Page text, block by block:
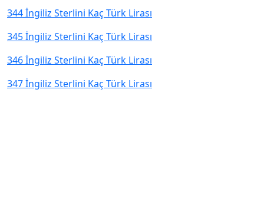
344 İngiliz Sterlini Kaç Türk Lirası
345 İngiliz Sterlini Kaç Türk Lirası
346 İngiliz Sterlini Kaç Türk Lirası
347 İngiliz Sterlini Kaç Türk Lirası